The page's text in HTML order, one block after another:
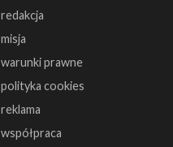
redakcja
misja
warunki prawne
polityka cookies
reklama
współpraca